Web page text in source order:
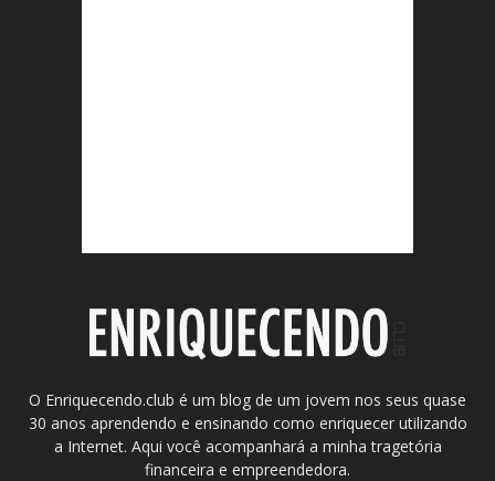
O Enriquecendo.club é um blog de um jovem nos seus quase
30 anos aprendendo e ensinando como enriquecer utilizando
a Internet. Aqui você acompanhará a minha tragetória
financeira e empreendedora.